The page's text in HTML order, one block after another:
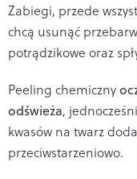
Zabiegi, przede
chcą usunąć
potrądzikowe oraz
Peeling chemiczny
odświeża,
kwasów na twarz
przeciwstarzeniowo.